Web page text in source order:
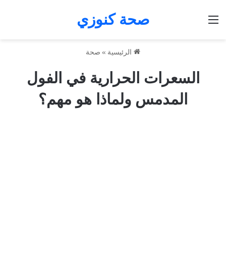
صحة كنوزي
الرئيسية » صحة
السعرات الحرارية في الفول
المدمس ولماذا هو مهم؟